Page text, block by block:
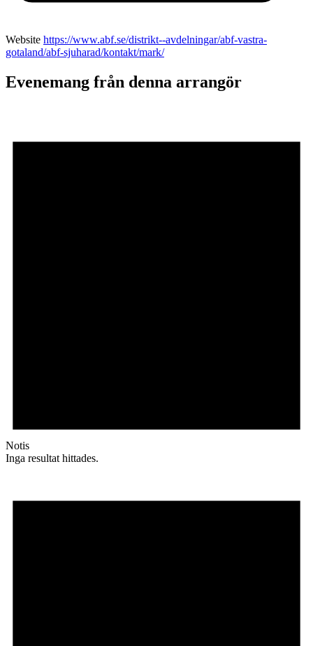
Website https://www.abf.se/distrikt--avdelningar/abf-vastra-
gotaland/abf-sjuharad/kontakt/mark/
Evenemang från denna arrangör
Notis
Inga resultat hittades.